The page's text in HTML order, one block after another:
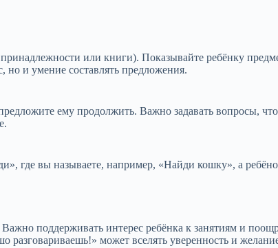
или книги). Показывайте ребёнку
но и умение составлять предложения.
ему продолжить. Важно задавать вопросы,
где вы называете, например, «Найди кошку», а
поддерживать интерес ребёнка к занятиям и
может вселять уверенность и